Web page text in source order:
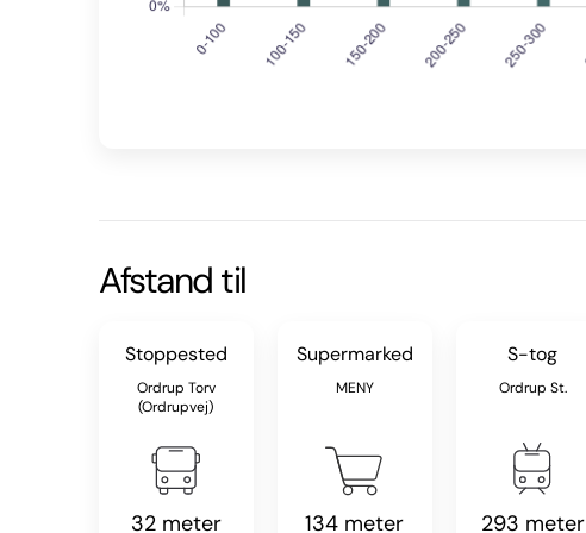
Afstand til
Stoppested
Ordrup Torv
(Ordrupvej)
32 meter
Supermarked
MENY
134 meter
S-tog
Ordrup St.
293 meter